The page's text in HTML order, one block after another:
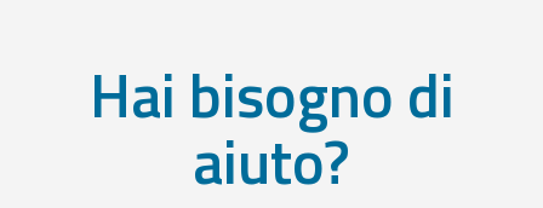
Hai bisogno di
aiuto?